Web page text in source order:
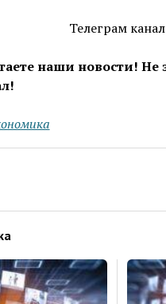
Телеграм канал
наши новости! Не